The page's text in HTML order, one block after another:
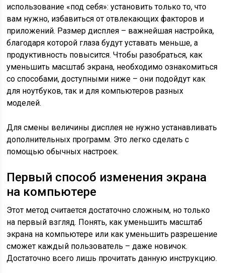
использование «под себя»: установить только то, что
вам нужно, избавиться от отвлекающих факторов и
приложений. Размер дисплея – важнейшая настройка,
благодаря которой глаза будут уставать меньше, а
продуктивность повысится. Чтобы разобраться, как
уменьшить масштаб экрана, необходимо ознакомиться
со способами, доступными ниже – они подойдут как
для ноутбуков, так и для компьютеров разных
моделей.
Для смены величины дисплея не нужно устанавливать
дополнительных программ. Это легко сделать с
помощью обычных настроек.
Первый способ изменения экрана
на компьютере
Этот метод считается достаточно сложным, но только
на первый взгляд. Понять, как уменьшить масштаб
экрана на компьютере или как уменьшить разрешение
сможет каждый пользователь – даже новичок.
Достаточно всего лишь прочитать данную инструкцию.